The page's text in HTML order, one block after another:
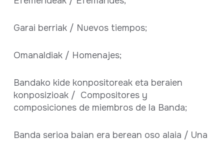
Garai berriak / Nuevos tiempos;
Omanaldiak / Homenajes;
Bandako kide konpositoreak eta beraien
konposizioak / Compositores y
composiciones de miembros de la Banda;
Banda serioa baian era berean oso alaia / Una